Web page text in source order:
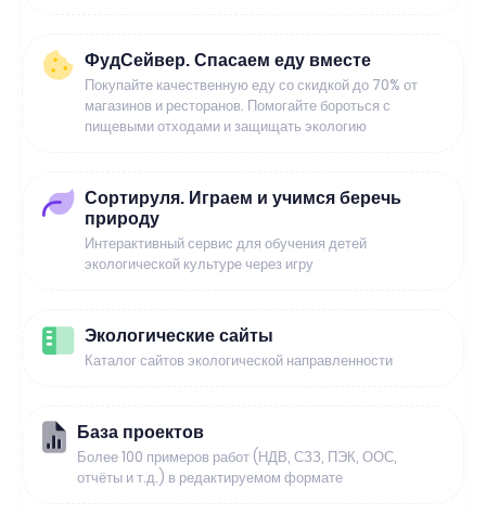
ФудСейвер. Спасаем еду вместе
Покупайте качественную еду со скидкой до 70% от
магазинов и ресторанов. Помогайте бороться с
пищевыми отходами и защищать экологию
Сортируля. Играем и учимся беречь
природу
Интерактивный сервис для обучения детей
экологической культуре через игру
Экологические сайты
Каталог сайтов экологической направленности
База проектов
Более 100 примеров работ (НДВ, СЗЗ, ПЭК, ООС,
отчёты и т.д.) в редактируемом формате